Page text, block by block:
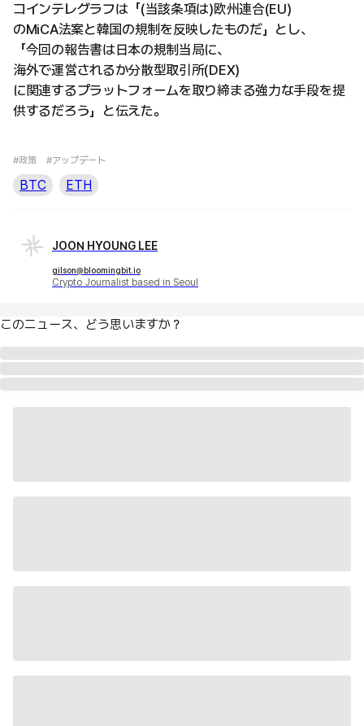
コインテレグラフは「(当該条項は)欧州連合(EU)
のMiCA法案と韓国の規制を反映したものだ」とし、
「今回の報告書は日本の規制当局に、
海外で運営されるか分散型取引所(DEX)
に関連するプラットフォームを取り締まる強力な手段を提
供するだろう」と伝えた。
#政策 #アップデート
BTC ETH
JOON HYOUNG LEE
gilson@bloomingbit.io
Crypto Journalist based in Seoul
このニュース、どう思いますか？